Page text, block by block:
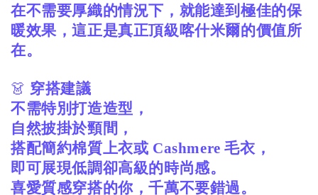
在不需要厚織的情況下，就能達到極佳的保
暖效果，這正是真正頂級喀什米爾的價值所
在。
👗 穿搭建議
不需特別打造造型，
自然披掛於頸間，
搭配簡約棉質上衣或 Cashmere 毛衣，
即可展現低調卻高級的時尚感。
喜愛質感穿搭的你，千萬不要錯過。